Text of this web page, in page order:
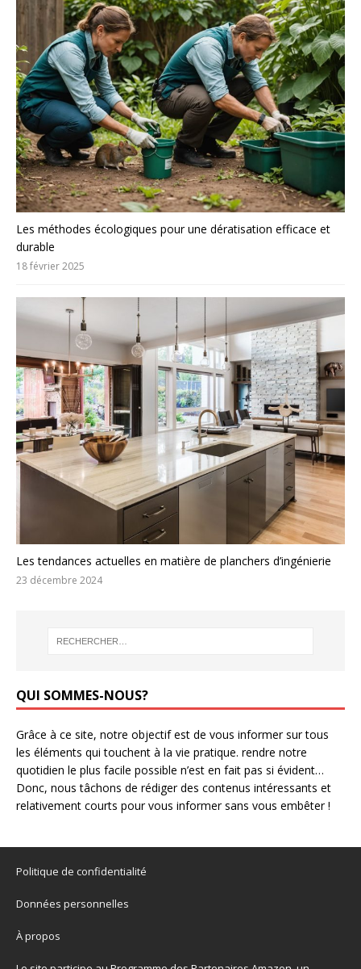
Les méthodes écologiques pour une dératisation efficace et
durable
18 février 2025
Les tendances actuelles en matière de planchers d’ingénierie
23 décembre 2024
QUI SOMMES-NOUS?
Grâce à ce site, notre objectif est de vous informer sur tous
les éléments qui touchent à la vie pratique. rendre notre
quotidien le plus facile possible n’est en fait pas si évident…
Donc, nous tâchons de rédiger des contenus intéressants et
relativement courts pour vous informer sans vous embêter !
Politique de confidentialité
Données personnelles
À propos